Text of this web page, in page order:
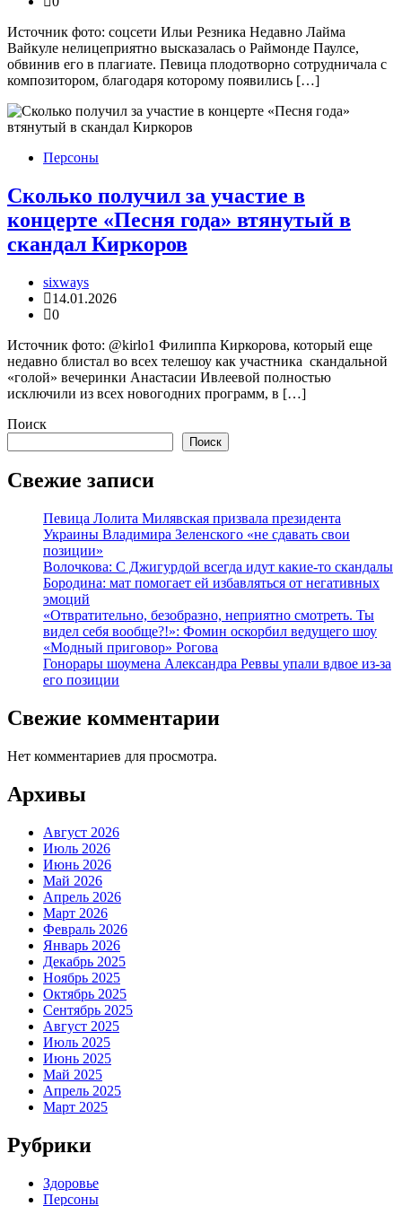
Источник фото: соцсети Ильи Резника Недавно Лайма
Вайкуле нелицеприятно высказалась о Раймонде Паулсе,
обвинив его в плагиате. Певица плодотворно сотрудничала с
композитором, благодаря которому появились […]
Персоны
Сколько получил за участие в
концерте «Песня года» втянутый в
скандал Киркоров
sixways
14.01.2026
0
Источник фото: @kirlo1 Филиппа Киркорова, который еще
недавно блистал во всех телешоу как участника скандальной
«голой» вечеринки Анастасии Ивлеевой полностью
исключили из всех новогодних программ, в […]
Поиск
Поиск
Свежие записи
Певица Лолита Милявская призвала президента
Украины Владимира Зеленского «не сдавать свои
позиции»
Волочкова: С Джигурдой всегда идут какие-то скандалы
Бородина: мат помогает ей избавляться от негативных
эмоций
«Отвратительно, безобразно, неприятно смотреть. Ты
видел себя вообще?!»: Фомин оскорбил ведущего шоу
«Модный приговор» Рогова
Гонорары шоумена Александра Реввы упали вдвое из-за
его позиции
Свежие комментарии
Нет комментариев для просмотра.
Архивы
Август 2026
Июль 2026
Июнь 2026
Май 2026
Апрель 2026
Март 2026
Февраль 2026
Январь 2026
Декабрь 2025
Ноябрь 2025
Октябрь 2025
Сентябрь 2025
Август 2025
Июль 2025
Июнь 2025
Май 2025
Апрель 2025
Март 2025
Рубрики
Здоровье
Персоны